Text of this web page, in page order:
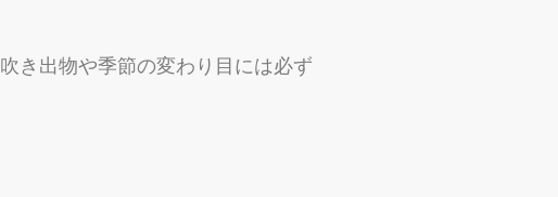
吹き出物や季節の変わり目には必ず